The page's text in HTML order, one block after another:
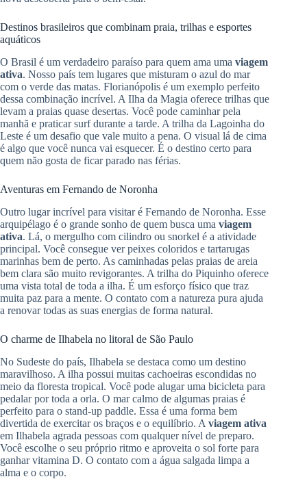
Destinos brasileiros que combinam praia, trilhas e esportes
aquáticos
O Brasil é um verdadeiro paraíso para quem ama uma viagem
ativa. Nosso país tem lugares que misturam o azul do mar
com o verde das matas. Florianópolis é um exemplo perfeito
dessa combinação incrível. A Ilha da Magia oferece trilhas que
levam a praias quase desertas. Você pode caminhar pela
manhã e praticar surf durante a tarde. A trilha da Lagoinha do
Leste é um desafio que vale muito a pena. O visual lá de cima
é algo que você nunca vai esquecer. É o destino certo para
quem não gosta de ficar parado nas férias.
Aventuras em Fernando de Noronha
Outro lugar incrível para visitar é Fernando de Noronha. Esse
arquipélago é o grande sonho de quem busca uma viagem
ativa. Lá, o mergulho com cilindro ou snorkel é a atividade
principal. Você consegue ver peixes coloridos e tartarugas
marinhas bem de perto. As caminhadas pelas praias de areia
bem clara são muito revigorantes. A trilha do Piquinho oferece
uma vista total de toda a ilha. É um esforço físico que traz
muita paz para a mente. O contato com a natureza pura ajuda
a renovar todas as suas energias de forma natural.
O charme de Ilhabela no litoral de São Paulo
No Sudeste do país, Ilhabela se destaca como um destino
maravilhoso. A ilha possui muitas cachoeiras escondidas no
meio da floresta tropical. Você pode alugar uma bicicleta para
pedalar por toda a orla. O mar calmo de algumas praias é
perfeito para o stand-up paddle. Essa é uma forma bem
divertida de exercitar os braços e o equilíbrio. A viagem ativa
em Ilhabela agrada pessoas com qualquer nível de preparo.
Você escolhe o seu próprio ritmo e aproveita o sol forte para
ganhar vitamina D. O contato com a água salgada limpa a
alma e o corpo.